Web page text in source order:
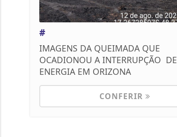
#
IMAGENS DA QUEIMADA QUE
OCADIONOU A INTERRUPÇÃO DE
ENERGIA EM ORIZONA
CONFERIR